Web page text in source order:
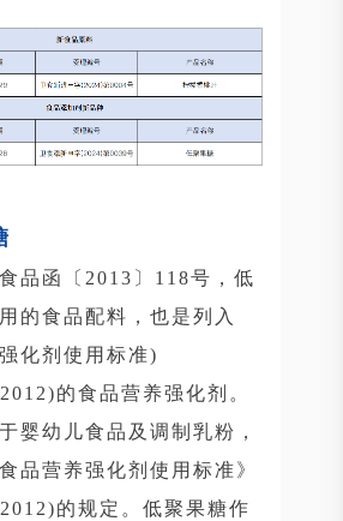
品函〔2013〕118号，低
的食品配料，也是列入
化剂使用标准)
的食品营养强化剂。
婴幼儿食品及调制乳粉，
品营养强化剂使用标准》
的规定。低聚果糖作